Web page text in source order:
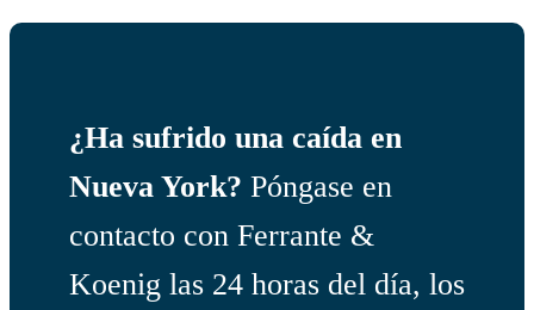
¿Ha sufrido una caída en
Nueva York? Póngase en
contacto con Ferrante &
Koenig las 24 horas del día, los